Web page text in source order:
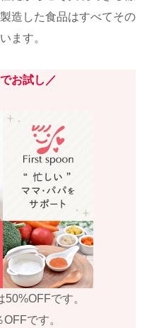
造した食品はすべてその
ます。
お試し／
です。
です。